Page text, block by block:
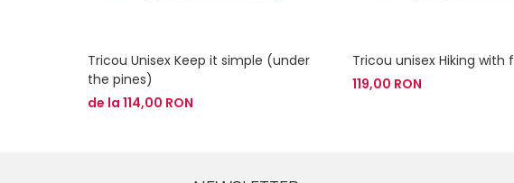
Tricou Unisex Keep it simple (under
the pines)
de la 114,00 RON
Tricou unisex Hiking with
119,00 RON